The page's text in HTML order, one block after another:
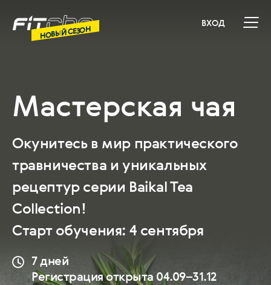
Мастерская чая
Окунитесь в мир практического
травничества и уникальных
рецептур серии Baikal Tea
Collection!
Старт обучения: 4 сентября
7 дней
Регистрация открыта 04.09–31.12
НОВЫЙ СЕЗОН
ВХОД